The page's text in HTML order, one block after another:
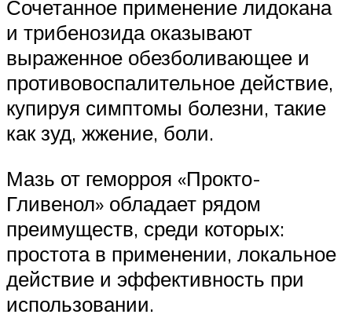
Сочетанное применение лидокана
и трибенозида оказывают
выраженное обезболивающее и
противовоспалительное действие,
купируя симптомы болезни, такие
как зуд, жжение, боли.
Мазь от геморроя «Прокто-
Гливенол» обладает рядом
преимуществ, среди которых:
простота в применении, локальное
действие и эффективность при
использовании.